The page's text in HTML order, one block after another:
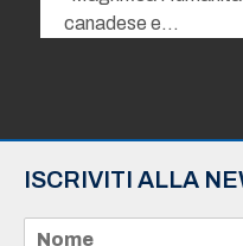
canadese e…
ISCRIVITI ALLA